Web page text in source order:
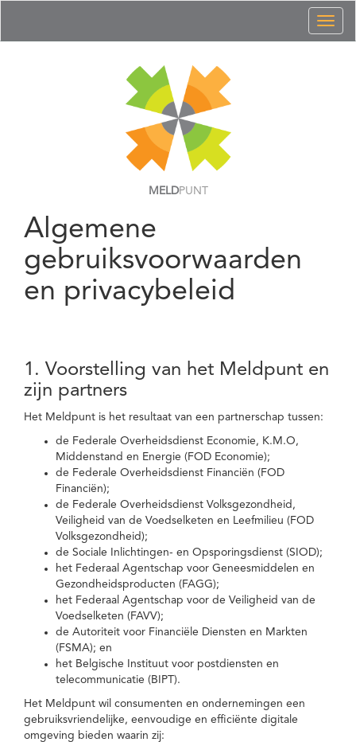
MELDPUNT
Algemene
gebruiksvoorwaarden
en privacybeleid
1. Voorstelling van het Meldpunt en
zijn partners
Het Meldpunt is het resultaat van een partnerschap tussen:
de Federale Overheidsdienst Economie, K.M.O,
Middenstand en Energie (FOD Economie);
de Federale Overheidsdienst Financiën (FOD
Financiën);
de Federale Overheidsdienst Volksgezondheid,
Veiligheid van de Voedselketen en Leefmilieu (FOD
Volksgezondheid);
de Sociale Inlichtingen- en Opsporingsdienst (SIOD);
het Federaal Agentschap voor Geneesmiddelen en
Gezondheidsproducten (FAGG);
het Federaal Agentschap voor de Veiligheid van de
Voedselketen (FAVV);
de Autoriteit voor Financiële Diensten en Markten
(FSMA); en
het Belgische Instituut voor postdiensten en
telecommunicatie (BIPT).
Het Meldpunt wil consumenten en ondernemingen een
gebruiksvriendelijke, eenvoudige en efficiënte digitale
omgeving bieden waarin zij: